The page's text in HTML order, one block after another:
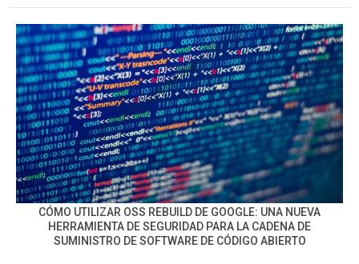
CÓMO UTILIZAR OSS REBUILD DE GOOGLE: UNA NUEVA
HERRAMIENTA DE SEGURIDAD PARA LA CADENA DE
SUMINISTRO DE SOFTWARE DE CÓDIGO ABIERTO